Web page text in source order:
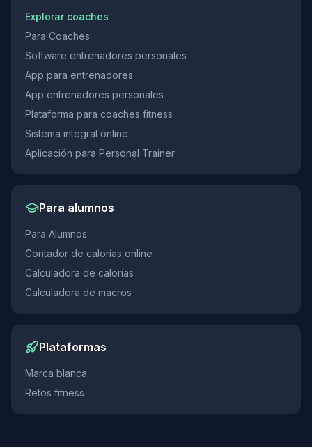
Explorar coaches
Para Coaches
Software entrenadores personales
App para entrenadores
App entrenadores personales
Plataforma para coaches fitness
Sistema integral online
Aplicación para Personal Trainer
Para alumnos
Para Alumnos
Contador de calorías online
Calculadora de calorías
Calculadora de macros
Plataformas
Marca blanca
Retos fitness